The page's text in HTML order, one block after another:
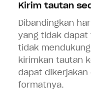
Kirim tautan
Dibandingkan
yang tidak
tidak
kirimkan tautan
dapat
formatnya.